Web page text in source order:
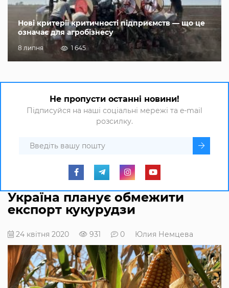
Нові критерії критичності підприємств — що це
означає для агробізнесу
8 липня 1 645
Не пропусти останні новини!
Підписуйся на наші соціальні мережі та e-mail
розсилку.
Україна планує обмежити
експорт кукурудзи
24 квітня 2020 931 0 Юлия Немцева